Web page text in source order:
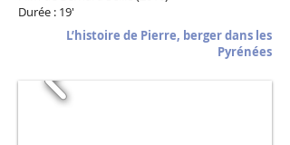
Durée : 19'
L’histoire de Pierre, berger dans les
Pyrénées